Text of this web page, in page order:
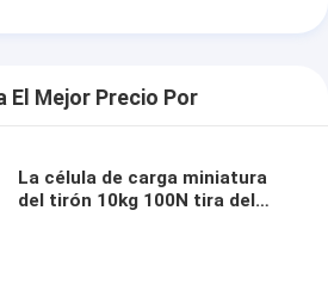
El Mejor Precio Por
La célula de carga miniatura
del tirón 10kg 100N tira del